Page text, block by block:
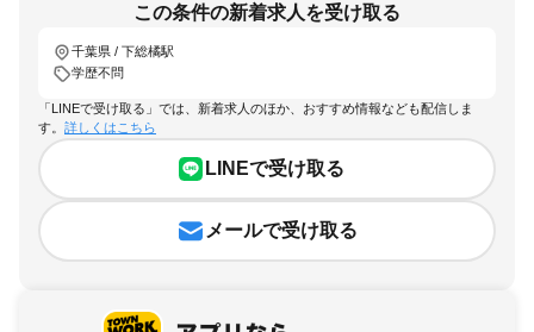
この条件の新着求人を受け取る
千葉県 / 下総橘駅
学歴不問
「LINEで受け取る」では、新着求人のほか、おすすめ情報なども配信しま
す。 詳しくはこちら
LINEで受け取る
メールで受け取る